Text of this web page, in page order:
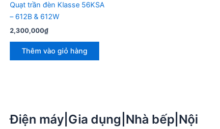
Quạt trần đèn Klasse 56KSA
– 612B & 612W
2,300,000₫
Thêm vào giỏ hàng
Điện máy|Gia dụng|Nhà bếp|Nội